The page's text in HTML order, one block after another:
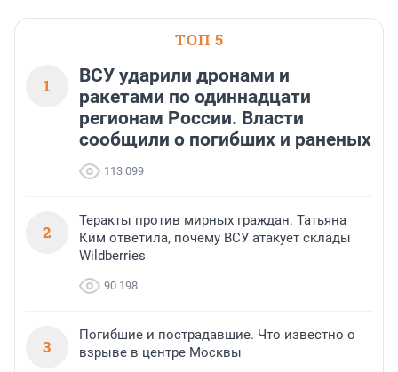
ТОП 5
1
ВСУ ударили дронами и
ракетами по одиннадцати
регионам России. Власти
сообщили о погибших и раненых
113 099
2
Теракты против мирных граждан. Татьяна
Ким ответила, почему ВСУ атакует склады
Wildberries
90 198
3
Погибшие и пострадавшие. Что известно о
взрыве в центре Москвы